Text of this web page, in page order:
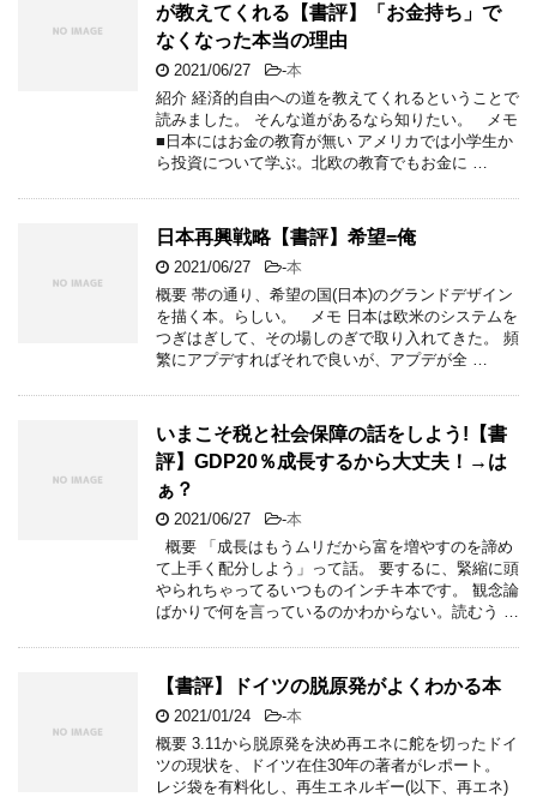
が教えてくれる【書評】「お金持ち」で
なくなった本当の理由
2021/06/27 -本
紹介 経済的自由への道を教えてくれるということで
読みました。 そんな道があるなら知りたい。 メモ
■日本にはお金の教育が無い アメリカでは小学生か
ら投資について学ぶ。北欧の教育でもお金に …
日本再興戦略【書評】希望=俺
2021/06/27 -本
概要 帯の通り、希望の国(日本)のグランドデザイン
を描く本。らしい。 メモ 日本は欧米のシステムを
つぎはぎして、その場しのぎで取り入れてきた。 頻
繁にアプデすればそれで良いが、アプデが全 …
いまこそ税と社会保障の話をしよう!【書
評】GDP20％成長するから大丈夫！→は
ぁ？
2021/06/27 -本
概要 「成長はもうムリだから富を増やすのを諦め
て上手く配分しよう」って話。 要するに、緊縮に頭
やられちゃってるいつものインチキ本です。 観念論
ばかりで何を言っているのかわからない。読むう …
【書評】ドイツの脱原発がよくわかる本
2021/01/24 -本
概要 3.11から脱原発を決め再エネに舵を切ったドイ
ツの現状を、ドイツ在住30年の著者がレポート。
レジ袋を有料化し、再生エネルギー(以下、再エネ)